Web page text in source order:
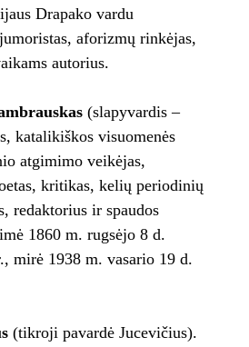
Drapako vardu
aforizmų rinkėjas,
autorius.
(slapyvardis –
katalikiškos visuomenės
atgimimo veikėjas,
kritikas, kelių periodinių
redaktorius ir spaudos
1860 m. rugsėjo 8 d.
mirė 1938 m. vasario 19 d.
(tikroji pavardė Jucevičius).